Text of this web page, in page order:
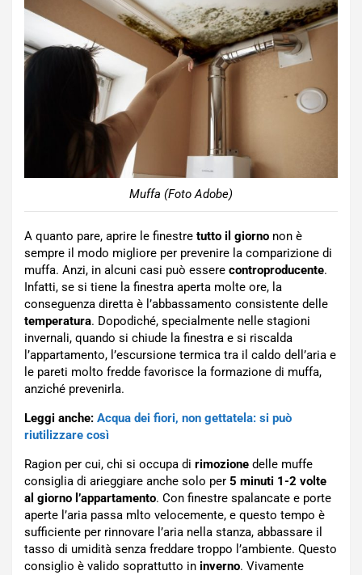
Muffa (Foto Adobe)
A quanto pare, aprire le finestre tutto il giorno non è
sempre il modo migliore per prevenire la comparizione di
muffa. Anzi, in alcuni casi può essere controproducente.
Infatti, se si tiene la finestra aperta molte ore, la
conseguenza diretta è l’abbassamento consistente delle
temperatura. Dopodiché, specialmente nelle stagioni
invernali, quando si chiude la finestra e si riscalda
l’appartamento, l’escursione termica tra il caldo dell’aria e
le pareti molto fredde favorisce la formazione di muffa,
anziché prevenirla.
Leggi anche: Acqua dei fiori, non gettatela: si può
riutilizzare così
Ragion per cui, chi si occupa di rimozione delle muffe
consiglia di arieggiare anche solo per 5 minuti 1-2 volte
al giorno l’appartamento. Con finestre spalancate e porte
aperte l’aria passa mlto velocemente, e questo tempo è
sufficiente per rinnovare l’aria nella stanza, abbassare il
tasso di umidità senza freddare troppo l’ambiente. Questo
consiglio è valido soprattutto in inverno. Vivamente